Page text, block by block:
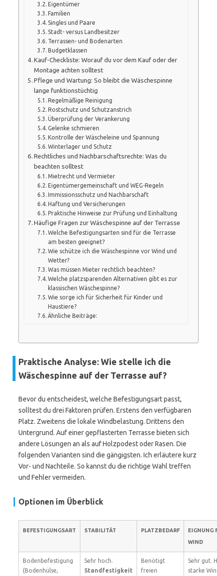
Eigentümer
Familien
Singles und Paare
Stadt- versus Landbesitzer
Terrassen- und Bodenarten
Budgetklassen
Kauf-Checkliste: Worauf du vor dem Kauf oder der
Montage achten solltest
Pflege und Wartung: So bleibt die Wäschespinne
lange funktionstüchtig
Regelmäßige Reinigung
Rostschutz und Schutzanstrich
Überprüfung der Verankerung
Gelenke schmieren
Kontrolle der Wäscheleine und Spannung
Winterlager und Schutz
Rechtliches und Nachbarschaftsrechte: Was du
beachten solltest
Mietrecht und Vermieter
Eigentümergemeinschaft und WEG-Regeln
Immissionsschutz und Nachbarschaft
Haftung und Versicherungen
Praktische Hinweise zur Prüfung und Einhaltung
Häufige Fragen zur Wäschespinne auf der Terrasse
Welche Befestigungsarten sind für die Terrasse
am besten geeignet?
Wie schütze ich die Wäschespinne vor Wind und
Wetter?
Was müssen Mieter rechtlich beachten?
Welche platzsparenden Alternativen gibt es zur
klassischen Wäschespinne?
Wie sorge ich für Sicherheit für Kinder und
Haustiere?
Ähnliche Beiträge:
Praktische Analyse: Wie stelle ich die
Wäschespinne auf der Terrasse auf?
Bevor du entscheidest, welche Befestigungsart passt,
solltest du drei Faktoren prüfen. Erstens den verfügbaren
Platz. Zweitens die lokale Windbelastung. Drittens den
Untergrund. Auf einer gepflasterten Terrasse bieten sich
andere Lösungen an als auf Holzpodest oder Rasen. Die
folgenden Varianten sind die gängigsten. Ich erläutere kurz
Vor- und Nachteile. So kannst du die richtige Wahl treffen
und Fehler vermeiden.
Optionen im Überblick
BEFESTIGUNGSART STABILITÄT PLATZBEDARF
EIGNUNG
WIND
Bodenbefestigung
(Bodenhülse,
Sehr hoch.
Standfestigkeit
Benötigt
freien
Sehr gut.
starke